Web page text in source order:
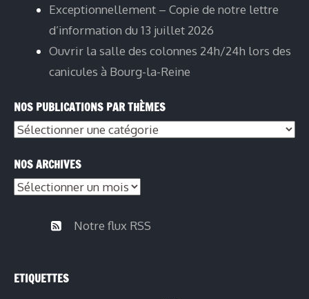
Exceptionnellement – Copie de notre lettre
d’information du 13 juillet 2026
Ouvrir la salle des colonnes 24h/24h lors des
canicules à Bourg-la-Reine
NOS PUBLICATIONS PAR THÈMES
Nos
par
thèmes
NOS ARCHIVES
Nos
Notre flux RSS
ETIQUETTES